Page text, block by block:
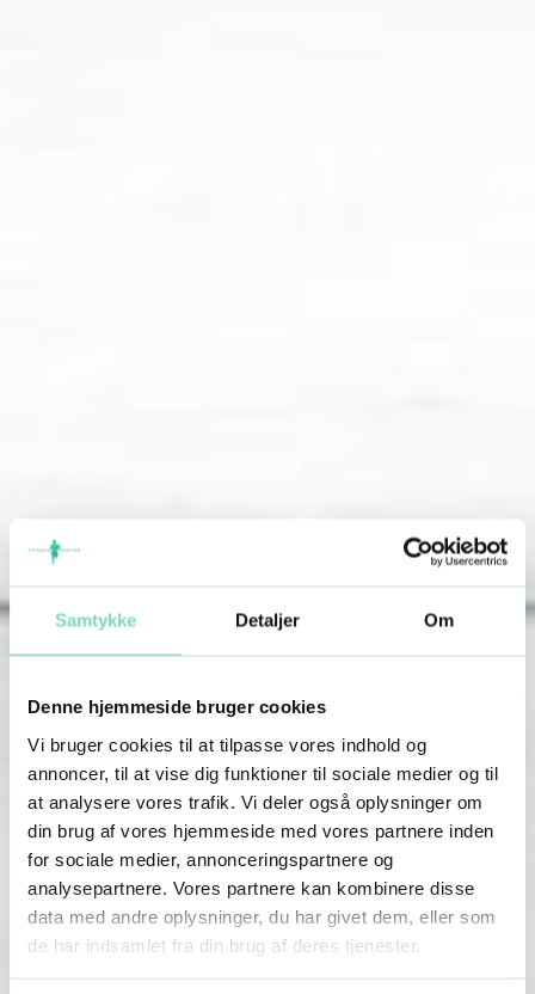
Samtykke Detaljer Om
Denne hjemmeside bruger cookies
Vi bruger cookies til at tilpasse vores indhold og
annoncer, til at vise dig funktioner til sociale medier og til
at analysere vores trafik. Vi deler også oplysninger om
din brug af vores hjemmeside med vores partnere inden
for sociale medier, annonceringspartnere og
analysepartnere. Vores partnere kan kombinere disse
data med andre oplysninger, du har givet dem, eller som
de har indsamlet fra din brug af deres tjenester.